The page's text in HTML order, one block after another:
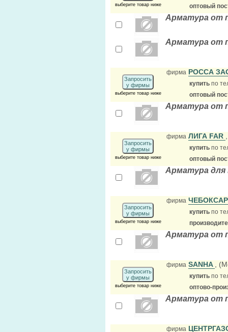
выберите товар ниже
оптовый
Арматура от
Арматура от
Запросить
у фирмы
выберите товар ниже
фирма РОССА
купить по
оптовый
Арматура от
Запросить
у фирмы
выберите товар ниже
фирма ЛИГА FAR
купить по
оптовый
Арматура для
Запросить
у фирмы
выберите товар ниже
фирма
купить по
Арматура от
Запросить
у фирмы
выберите товар ниже
фирма SANHA ,
купить по
оптово-
Арматура от
фирма